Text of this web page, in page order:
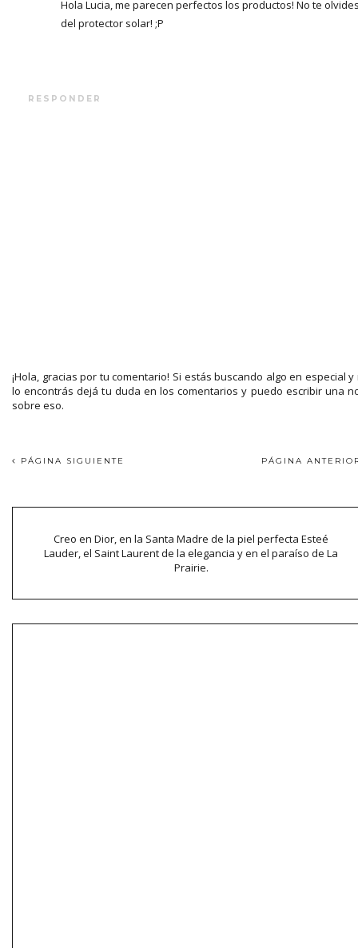
Hola Lucia, me parecen perfectos los productos! No te
del protector solar! ;P
RESPONDER
¡Hola, gracias por tu comentario! Si estás buscando algo en especial y
lo encontrás dejá tu duda en los comentarios y puedo escribir una
sobre eso.
PÁGINA SIGUIENTE PÁGINA
Creo en Dior, en la Santa Madre de la piel perfecta Esteé
Lauder, el Saint Laurent de la elegancia y en el paraíso de La
Prairie.